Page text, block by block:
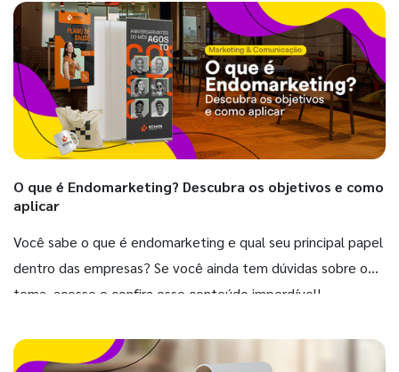
O que é Endomarketing? Descubra os objetivos e como
aplicar
Você sabe o que é endomarketing e qual seu principal papel
dentro das empresas? Se você ainda tem dúvidas sobre o
tema, acesse e confira esse conteúdo imperdível!